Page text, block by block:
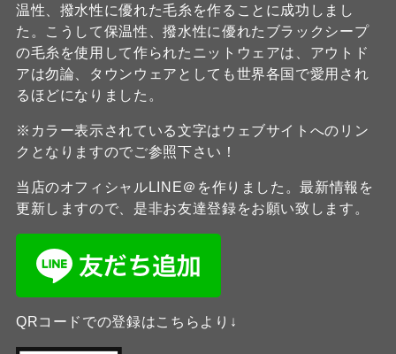
温性、撥水性に優れた毛糸を作ることに成功しまし
た。こうして保温性、撥水性に優れたブラックシープ
の毛糸を使用して作られたニットウェアは、アウトド
アは勿論、タウンウェアとしても世界各国で愛用され
るほどになりました。
※カラー表示されている文字はウェブサイトへのリン
クとなりますのでご参照下さい！
当店のオフィシャルLINE＠を作りました。最新情報を
更新しますので、是非お友達登録をお願い致します。
QRコードでの登録はこちらより↓